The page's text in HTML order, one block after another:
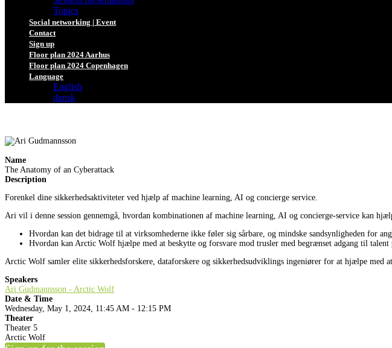
Topics
Social networking | Event
Contact
Sign up
Floor plan 2024 Aarhus
Floor plan 2024 Copenhagen
Language
English
dansk
Name
The Anatomy of an Cyberattack
Description
Forenkel dine sikkerhedsaktiviteter ved hjælp af machine learning, AI og concierge service.
Ari vil i denne session gennemgå, hvordan kombinationen af machine learning, AI og concierge-service kan
Hvordan kan det bidrage til at virksomhederne ikke føler sig sårbare, og mindske sandsynligheden for
Hvordan kan Arctic Wolf hjælpe med at beskytte og forsvare mod trusler med begrænset adgang til
Arctic Wolf samler elite sikkerhedsforskere, dataforskere og sikkerhedsudviklings ingeniører for at hjælpe med
Speakers
Ari Gudmannsson - Arctic Wolf
Date & Time
Wednesday, May 1, 2024, 11:45 AM - 12:15 PM
Theater
Theater 5
Arctic Wolf